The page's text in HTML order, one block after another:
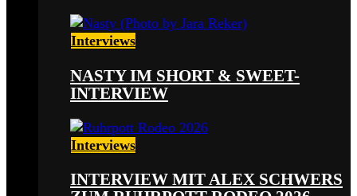
Interviews
NASTY IM SHORT & SWEET-
INTERVIEW
Interviews
INTERVIEW MIT ALEX SCHWERS